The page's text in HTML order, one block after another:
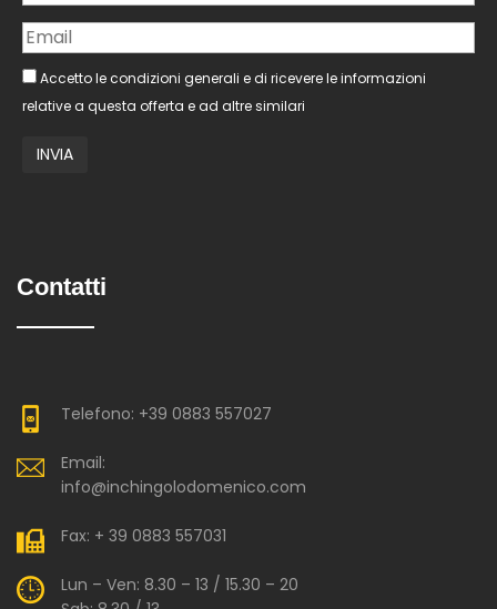
Accetto le condizioni generali e di ricevere le informazioni
relative a questa offerta e ad altre similari
Contatti
Telefono: +39 0883 557027
Email:
info@inchingolodomenico.com
Fax: + 39 0883 557031
Lun – Ven: 8.30 – 13 / 15.30 – 20